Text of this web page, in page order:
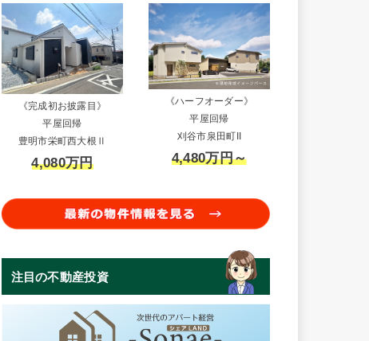
《完成初お披露目》
平屋回帰
豊明市栄町西大根Ⅱ
4,080万円
《ハーフオーダー》
平屋回帰
刈谷市泉田町II
4,480万円～
注目の不動産投資